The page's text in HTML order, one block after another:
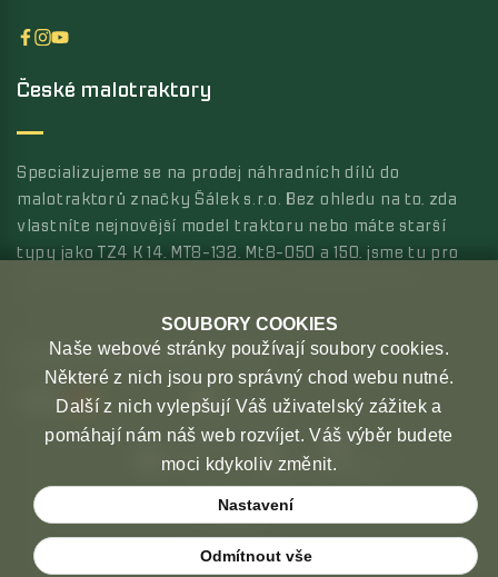
České malotraktory
Specializujeme se na prodej náhradních dílů do
malotraktorů značky Šálek s.r.o. Bez ohledu na to, zda
vlastníte nejnovější model traktoru nebo máte starší
typy jako TZ4 K 14, MT8-132, Mt8-050 a 150, jsme tu pro
MOŽNOSTI PLATBYMOŽNOSTI DOPRAVY
SOUBORY COOKIES
Naše webové stránky používají soubory cookies.
Některé z nich jsou pro správný chod webu nutné.
Další z nich vylepšují Váš uživatelský zážitek a
pomáhají nám náš web rozvíjet. Váš výběr budete
moci kdykoliv změnit.
Nastavení
Odmítnout vše